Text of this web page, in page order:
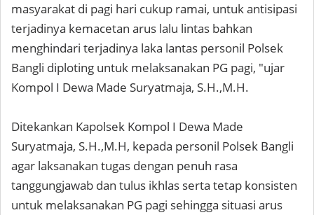
masyarakat di pagi hari cukup ramai, untuk antisipasi
terjadinya kemacetan arus lalu lintas bahkan
menghindari terjadinya laka lantas personil Polsek
Bangli diploting untuk melaksanakan PG pagi, "ujar
Kompol I Dewa Made Suryatmaja, S.H.,M.H.
Ditekankan Kapolsek Kompol I Dewa Made
Suryatmaja, S.H.,M.H, kepada personil Polsek Bangli
agar laksanakan tugas dengan penuh rasa
tanggungjawab dan tulus ikhlas serta tetap konsisten
untuk melaksanakan PG pagi sehingga situasi arus